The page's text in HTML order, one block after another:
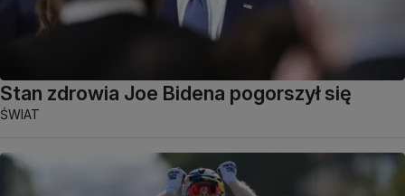
Stan zdrowia Joe Bidena pogorszył się
ŚWIAT